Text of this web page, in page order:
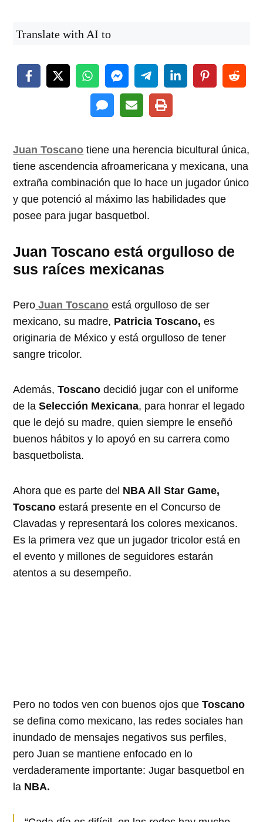
Translate with AI to
Juan Toscano tiene una herencia bicultural única,
tiene ascendencia afroamericana y mexicana, una
extraña combinación que lo hace un jugador único
y que potenció al máximo las habilidades que
posee para jugar basquetbol.
Juan Toscano está orgulloso de
sus raíces mexicanas
Pero Juan Toscano está orgulloso de ser
mexicano, su madre, Patricia Toscano, es
originaria de México y está orgulloso de tener
sangre tricolor.
Además,Toscanodecidió jugar con el uniforme
de laSelección Mexicana, para honrar el legado
que le dejó su madre, quien siempre le enseñó
buenos hábitos y lo apoyó en su carrera como
basquetbolista.
Ahora que es parte del NBA All Star Game,
Toscano estará presente en el Concurso de
Clavadas y representará los colores mexicanos.
Es la primera vez que un jugador tricolor está en
el evento y millones de seguidores estarán
atentos a su desempeño.
Pero no todos ven con buenos ojos queToscano
se defina como mexicano, las redes sociales han
inundado de mensajes negativos sus perfiles,
pero Juan se mantiene enfocado en lo
verdaderamente importante: Jugar basquetbol en
la NBA.